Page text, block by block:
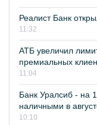
Реалист Банк
11:32
АТБ увеличил
премиальных
11:04
Банк Уралсиб - на
наличными в
10:10